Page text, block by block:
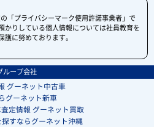
「プライバシーマーク使用許諾事業者」で
かりしている個人情報については社員教育を
に努めております。
ループ会社
グーネット中古車
グーネット新車
定情報 グーネット買取
すならグーネット沖縄